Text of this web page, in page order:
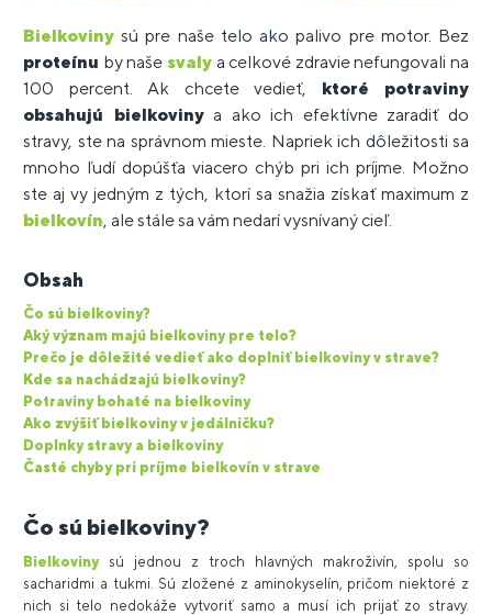
Bielkoviny sú pre naše telo ako palivo pre motor. Bez
proteínu by naše svalya celkové zdravie nefungovali na
100 percent. Ak chcete vedieť, ktoré potraviny
obsahujú bielkovinya ako ich efektívne zaradiť do
stravy, ste na správnom mieste. Napriek ich dôležitosti sa
mnoho ľudí dopúšťa viacero chýb pri ich príjme. Možno
ste aj vy jedným z tých, ktorí sa snažia získať maximum z
bielkovín, ale stále sa vám nedarí vysnívaný cieľ.
Obsah
Čo sú bielkoviny?
Aký význam majú bielkoviny pre telo?
Prečo je dôležité vedieť ako doplniť bielkoviny v strave?
Kde sa nachádzajú bielkoviny?
Potraviny bohaté na bielkoviny
Ako zvýšiť bielkoviny v jedálničku?
Doplnky stravy a bielkoviny
Časté chyby pri príjme bielkovín v strave
Čo sú bielkoviny?
Bielkovinysú jednou z troch hlavných makroživín, spolu so
sacharidmi a tukmi. Sú zložené z aminokyselín, pričom niektoré z
nich si telo nedokáže vytvoriť samo a musí ich prijať zo stravy.